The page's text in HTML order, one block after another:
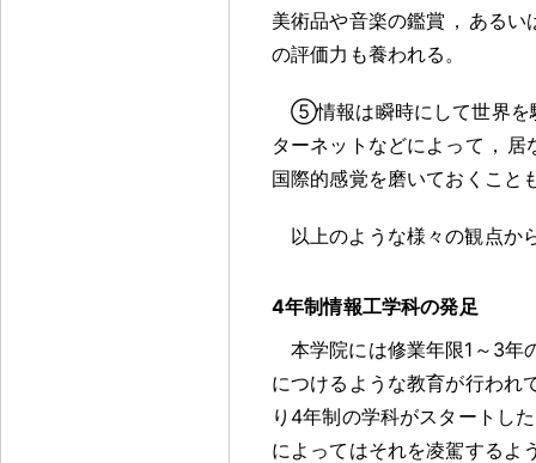
美術品や音楽の鑑賞 ， あるい
の評価力も養われる 。
⑤情報は瞬時にして世界を
ターネットなどによって ， 居
国際的感覚を磨いておくこと
以上のような様々の観点か
4年制情報工学科の発足
本学院には修業年限1～3年
につけるような教育が行われ
り4年制の学科がスタートした
によってはそれを凌駕するよ